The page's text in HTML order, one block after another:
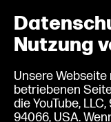
Nutzung
Unsere
betriebenen
die YouTube,
94066, USA.